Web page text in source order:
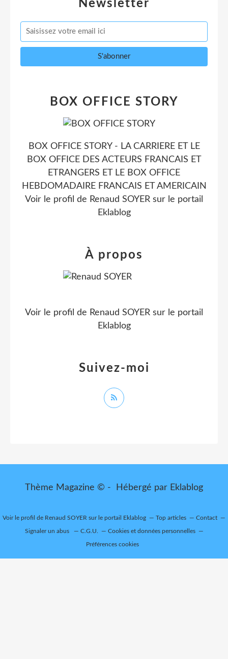
Newsletter
BOX OFFICE STORY
BOX OFFICE STORY - LA CARRIERE ET LE
BOX OFFICE DES ACTEURS FRANCAIS ET
ETRANGERS ET LE BOX OFFICE
HEBDOMADAIRE FRANCAIS ET AMERICAIN
Voir le profil de Renaud SOYER sur le portail
Eklablog
Suivez-moi
À propos
Voir le profil de Renaud SOYER sur le portail
Eklablog
Thème Magazine © - Hébergé par Eklablog
Voir le profil de Renaud SOYER sur le portail Eklablog Top articles Contact
Signaler un abus C.G.U. Cookies et données personnelles
Préférences cookies